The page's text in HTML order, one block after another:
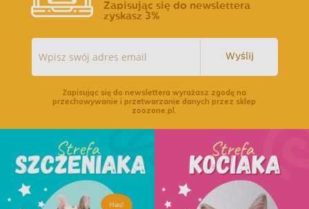
Zapisując się do newslettera
zyskasz 3%
Wyślij
Zapisując się do newslettera wyrażasz zgodę na
przechowywanie i przetwarzanie danych przez sklep
zoozone.pl.